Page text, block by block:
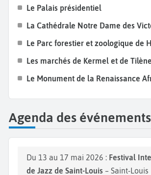
Le Palais présidentiel
La Cathédrale Notre Dame des
Le Parc forestier et zoologique de
Les marchés de Kermel et de Tilène
Le Monument de la Renaissance
Agenda des
Du 13 au 17 mai 2026 : Festival
de Jazz de Saint-Louis – Saint-Louis